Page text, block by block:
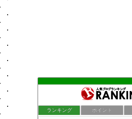
ランキング ポイント